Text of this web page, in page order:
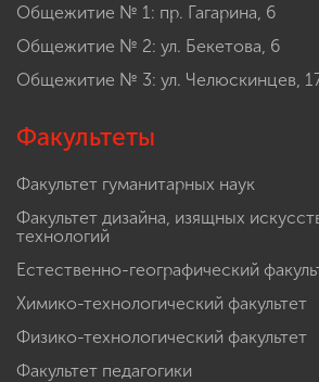
Общежитие № 1: пр. Гагарина, 6
Общежитие № 2: ул. Бекетова, 6
Общежитие № 3: ул. Челюскинцев,
Факультеты
Факультет гуманитарных наук
Факультет дизайна, изящных
технологий
Естественно-географический
Химико-технологический факультет
Физико-технологический факультет
Факультет педагогики